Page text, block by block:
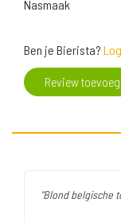
Nasmaak
Ben je Bierista?
Review
"Blond belgische